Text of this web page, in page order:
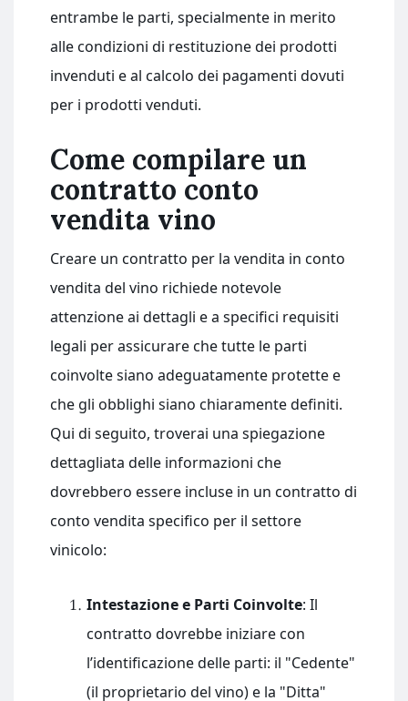
entrambe le parti, specialmente in merito
alle condizioni di restituzione dei prodotti
invenduti e al calcolo dei pagamenti dovuti
per i prodotti venduti.
Come compilare un
contratto conto
vendita vino
Creare un contratto per la vendita in conto
vendita del vino richiede notevole
attenzione ai dettagli e a specifici requisiti
legali per assicurare che tutte le parti
coinvolte siano adeguatamente protette e
che gli obblighi siano chiaramente definiti.
Qui di seguito, troverai una spiegazione
dettagliata delle informazioni che
dovrebbero essere incluse in un contratto di
conto vendita specifico per il settore
vinicolo:
Intestazione e Parti Coinvolte: Il
contratto dovrebbe iniziare con
l’identificazione delle parti: il "Cedente"
(il proprietario del vino) e la "Ditta"